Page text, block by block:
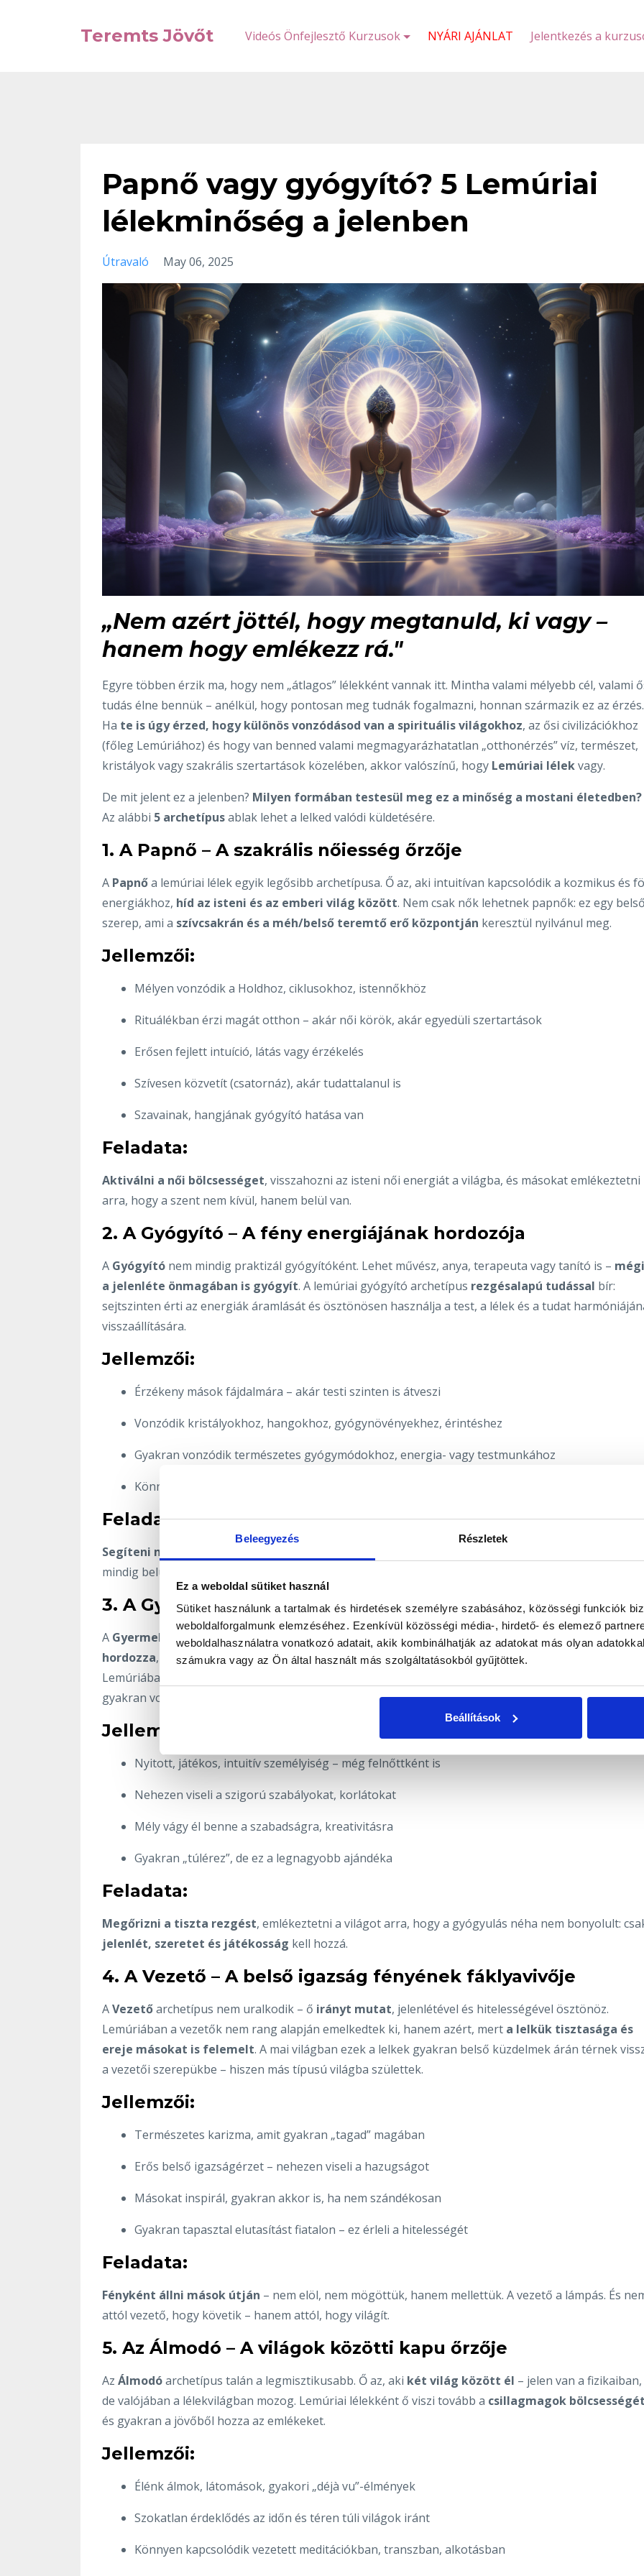
Beleegyezés Részletek
Ez a weboldal sütiket használ
Sütiket használunk a tartalmak és hirdetések személyre szabásához, közösségi funkciók
weboldalforgalmunk elemzéséhez. Ezenkívül közösségi média-, hirdető- és elemező
weboldalhasználatra vonatkozó adatait, akik kombinálhatják az adatokat más olyan
számukra vagy az Ön által használt más szolgáltatásokból gyűjtöttek.
Beállítások
Teremts Jövőt Videós Önfejlesztő Kurzusok NYÁRI AJÁNLAT Jelentkezés a
Papnő vagy gyógyító? 5 Lemúriai
lélekminőség a jelenben
Útravaló May 06, 2025
„Nem azért jöttél, hogy megtanuld, ki vagy –
hanem hogy emlékezz rá."
Egyre többen érzik ma, hogy nem „átlagos” lélekként vannak itt. Mintha valami mélyebb cél, valami
tudás élne bennük – anélkül, hogy pontosan meg tudnák fogalmazni, honnan származik ez az érzés.
Ha te is úgy érzed, hogy különös vonzódásod van a spirituális világokhoz, az ősi civilizációkhoz
(főleg Lemúriához) és hogy van benned valami megmagyarázhatatlan „otthonérzés” víz, természet,
kristályok vagy szakrális szertartások közelében, akkor valószínű, hogy Lemúriai lélekvagy.
De mit jelent ez a jelenben? Milyen formában testesül meg ez a minőség a mostani életedben?
Az alábbi 5 archetípusablak lehet a lelked valódi küldetésére.
1. A Papnő – A szakrális nőiesség őrzője
A Papnőa lemúriai lélek egyik legősibb archetípusa. Ő az, aki intuitívan kapcsolódik a kozmikus és
energiákhoz, híd az isteni és az emberi világ között. Nem csak nők lehetnek papnők: ez egy
szerep, ami a szívcsakrán és a méh/belső teremtő erő központján keresztül nyilvánul meg.
Jellemzői:
Mélyen vonzódik a Holdhoz, ciklusokhoz, istennőkhöz
Rituálékban érzi magát otthon – akár női körök, akár egyedüli szertartások
Erősen fejlett intuíció, látás vagy érzékelés
Szívesen közvetít (csatornáz), akár tudattalanul is
Szavainak, hangjának gyógyító hatása van
Feladata:
Aktiválni a női bölcsességet, visszahozni az isteni női energiát a világba, és másokat emlékeztetni
arra, hogy a szent nem kívül, hanem belül van.
2. A Gyógyító – A fény energiájának hordozója
A Gyógyító nem mindig praktizál gyógyítóként. Lehet művész, anya, terapeuta vagy tanító is –
a jelenléte önmagában is gyógyít. A lemúriai gyógyító archetípus rezgésalapú tudással bír:
sejtszinten érti az energiák áramlását és ösztönösen használja a test, a lélek és a tudat
visszaállítására.
Jellemzői:
Érzékeny mások fájdalmára – akár testi szinten is átveszi
Vonzódik kristályokhoz, hangokhoz, gyógynövényekhez, érintéshez
Gyakran vonzódik természetes gyógymódokhoz, energia- vagy testmunkához
Könnyen kiéghet, ha nem tanulja meg védeni az energiáit
Feladata:
Segíteni másokat visszatalálni önmagukhoz
mindig belül van.
3. A Gyermek – A tiszta fény megtestesítője
A Gyermek archetípus nem korhoz kötött. Ő az, akia tiszta, szűretlen lélekfény minőségét
hordozza, emlékeztetve a világot az ártatlanság, játékosság és őszinte jelenlét erejére.
Lemúriában a gyermekeket szentként kezelték – ők voltak a jövő bölcsei. Ez az archetípus ma is
gyakran vonz gyerekeket, állatokat, természetet.
Jellemzői:
Nyitott, játékos, intuitív személyiség – még felnőttként is
Nehezen viseli a szigorú szabályokat, korlátokat
Mély vágy él benne a szabadságra, kreativitásra
Gyakran „túlérez”, de ez a legnagyobb ajándéka
Feladata:
Megőrizni a tiszta rezgést, emlékeztetni a világot arra, hogy a gyógyulás néha nem bonyolult:
jelenlét, szeretet és játékosság kell hozzá.
4. A Vezető – A belső igazság fényének fáklyavivője
AVezetőarchetípus nem uralkodik – ő irányt mutat, jelenlétével és hitelességével ösztönöz.
Lemúriában a vezetők nem rang alapján emelkedtek ki, hanem azért, mert a lelkük tisztasága és
ereje másokat is felemelt. A mai világban ezek a lelkek gyakran belső küzdelmek árán térnek
a vezetői szerepükbe – hiszen más típusú világba születtek.
Jellemzői:
Természetes karizma, amit gyakran „tagad” magában
Erős belső igazságérzet – nehezen viseli a hazugságot
Másokat inspirál, gyakran akkor is, ha nem szándékosan
Gyakran tapasztal elutasítást fiatalon – ez érleli a hitelességét
Feladata:
Fényként állni mások útján – nem elöl, nem mögöttük, hanem mellettük. A vezető a lámpás. És
attól vezető, hogy követik – hanem attól, hogy világít.
5. Az Álmodó – A világok közötti kapu őrzője
Az Álmodóarchetípus talán a legmisztikusabb. Ő az, aki két világ között él – jelen van a fizikaiban,
de valójában a lélekvilágban mozog. Lemúriai lélekként ő viszi tovább a csillagmagok
és gyakran a jövőből hozza az emlékeket.
Jellemzői:
Élénk álmok, látomások, gyakori „déjà vu”-élmények
Szokatlan érdeklődés az időn és téren túli világok iránt
Könnyen kapcsolódik vezetett meditációkban, transzban, alkotásban